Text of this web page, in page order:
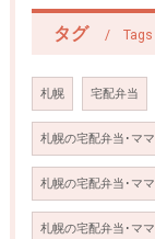
タグ Tags
札幌 宅配弁当
札幌の宅配弁当･マ
札幌の宅配弁当･マ
札幌の宅配弁当･マ